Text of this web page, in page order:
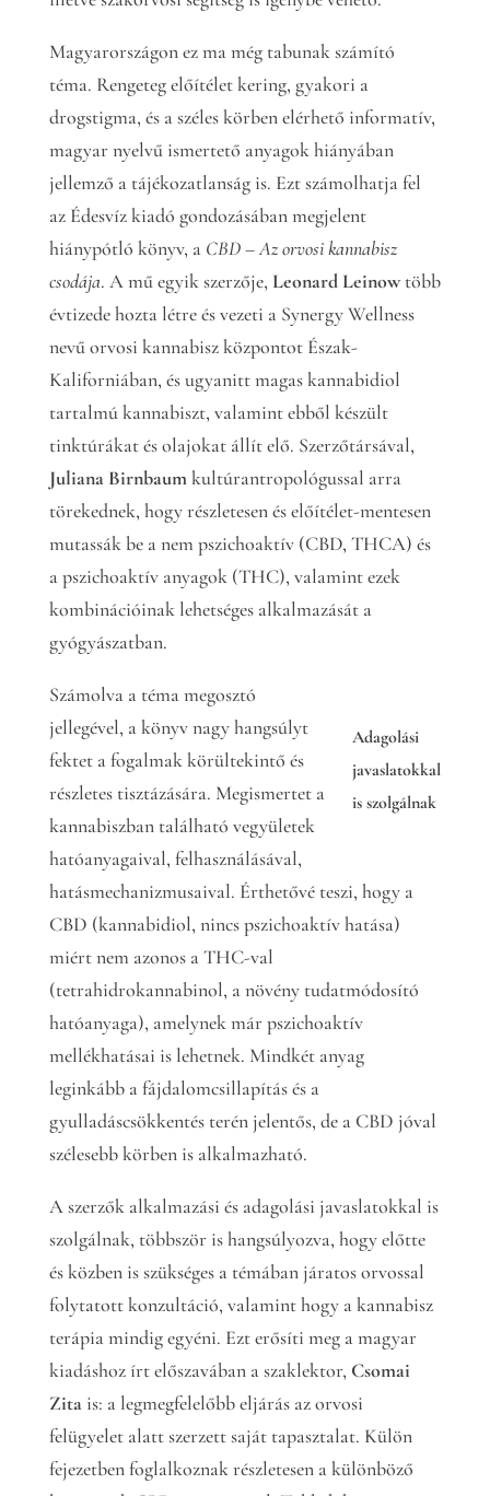
Magyarországon ez ma még tabunak számító
téma. Rengeteg előítélet kering, gyakori a
drogstigma, és a széles körben elérhető informatív,
magyar nyelvű ismertető anyagok hiányában
jellemző a tájékozatlanság is. Ezt számolhatja fel
az Édesvíz kiadó gondozásában megjelent
hiánypótló könyv, a CBD – Az orvosi kannabisz
csodája. A mű egyik szerzője, Leonard Leinowtöbb
évtizede hozta létre és vezeti a Synergy Wellness
nevű orvosi kannabisz központot Észak-
Kaliforniában, és ugyanitt magas kannabidiol
tartalmú kannabiszt, valamint ebből készült
tinktúrákat és olajokat állít elő. Szerzőtársával,
Juliana Birnbaumkultúrantropológussal arra
törekednek, hogy részletesen és előítélet-mentesen
mutassák be a nem pszichoaktív (CBD, THCA) és
a pszichoaktív anyagok (THC), valamint ezek
kombinációinak lehetséges alkalmazását a
gyógyászatban.
Adagolási
javaslatokkal
is szolgálnak
Számolva a téma megosztó
jellegével, a könyv nagy hangsúlyt
fektet a fogalmak körültekintő és
részletes tisztázására. Megismertet a
kannabiszban található vegyületek
hatóanyagaival, felhasználásával,
hatásmechanizmusaival. Érthetővé teszi, hogy a
CBD (kannabidiol, nincs pszichoaktív hatása)
miért nem azonos a THC-val
(tetrahidrokannabinol, a növény tudatmódosító
hatóanyaga), amelynek már pszichoaktív
mellékhatásai is lehetnek. Mindkét anyag
leginkább a fájdalomcsillapítás és a
gyulladáscsökkentés terén jelentős, de a CBD jóval
szélesebb körben is alkalmazható.
A szerzők alkalmazási és adagolási javaslatokkal is
szolgálnak, többször is hangsúlyozva, hogy előtte
és közben is szükséges a témában járatos orvossal
folytatott konzultáció, valamint hogy a kannabisz
terápia mindig egyéni. Ezt erősíti meg a magyar
kiadáshoz írt előszavában a szaklektor, Csomai
Zitais: a legmegfelelőbb eljárás az orvosi
felügyelet alatt szerzett saját tapasztalat. Külön
fejezetben foglalkoznak részletesen a különböző